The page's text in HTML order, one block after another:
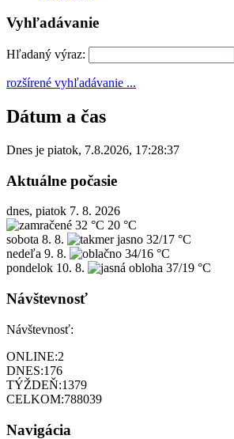
Vyhľadávanie
Hľadaný výraz:
rozšírené vyhľadávanie ...
Dátum a čas
Dnes je piatok, 7.8.2026, 17:28:37
Aktuálne počasie
dnes, piatok 7. 8. 2026
32 °C 20 °C
sobota 8. 8.
32/17 °C
nedeľa 9. 8.
34/16 °C
pondelok 10. 8. 37/19 °C
Návštevnosť
Návštevnosť:
ONLINE:2
DNES:176
TÝŽDEŇ:1379
CELKOM:788039
Navigácia